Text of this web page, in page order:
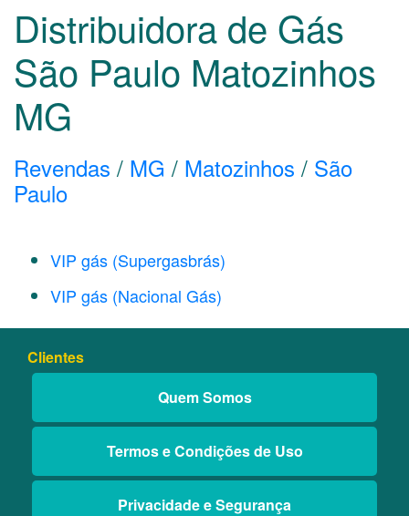
Distribuidora de Gás
São Paulo Matozinhos
MG
Revendas / MG / Matozinhos / São
Paulo
VIP gás (Supergasbrás)
VIP gás (Nacional Gás)
Clientes
Quem Somos
Termos e Condições de Uso
Privacidade e Segurança